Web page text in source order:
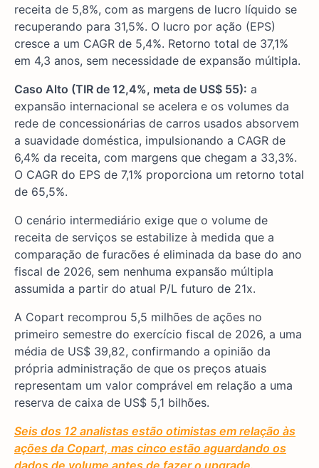
receita de 5,8%, com as margens de lucro líquido se
recuperando para 31,5%. O lucro por ação (EPS)
cresce a um CAGR de 5,4%. Retorno total de 37,1%
em 4,3 anos, sem necessidade de expansão múltipla.
Caso Alto (TIR de 12,4%, meta de US$ 55): a
expansão internacional se acelera e os volumes da
rede de concessionárias de carros usados absorvem
a suavidade doméstica, impulsionando a CAGR de
6,4% da receita, com margens que chegam a 33,3%.
O CAGR do EPS de 7,1% proporciona um retorno total
de 65,5%.
O cenário intermediário exige que o volume de
receita de serviços se estabilize à medida que a
comparação de furacões é eliminada da base do ano
fiscal de 2026, sem nenhuma expansão múltipla
assumida a partir do atual P/L futuro de 21x.
A Copart recomprou 5,5 milhões de ações no
primeiro semestre do exercício fiscal de 2026, a uma
média de US$ 39,82, confirmando a opinião da
própria administração de que os preços atuais
representam um valor comprável em relação a uma
reserva de caixa de US$ 5,1 bilhões.
Seis dos 12 analistas estão otimistas em relação às
ações da Copart, mas cinco estão aguardando os
dados de volume antes de fazer o upgrade.